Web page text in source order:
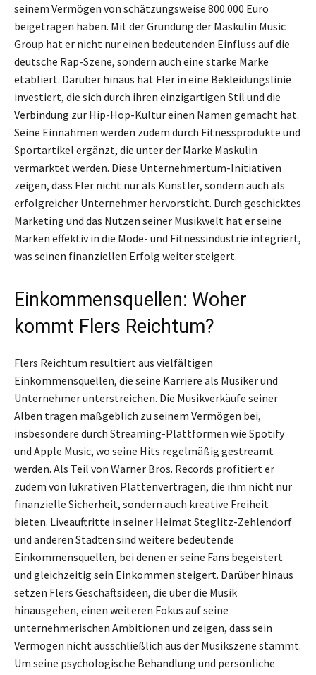
seinem Vermögen von schätzungsweise 800.000 Euro
beigetragen haben. Mit der Gründung der Maskulin Music
Group hat er nicht nur einen bedeutenden Einfluss auf die
deutsche Rap-Szene, sondern auch eine starke Marke
etabliert. Darüber hinaus hat Fler in eine Bekleidungslinie
investiert, die sich durch ihren einzigartigen Stil und die
Verbindung zur Hip-Hop-Kultur einen Namen gemacht hat.
Seine Einnahmen werden zudem durch Fitnessprodukte und
Sportartikel ergänzt, die unter der Marke Maskulin
vermarktet werden. Diese Unternehmertum-Initiativen
zeigen, dass Fler nicht nur als Künstler, sondern auch als
erfolgreicher Unternehmer hervorsticht. Durch geschicktes
Marketing und das Nutzen seiner Musikwelt hat er seine
Marken effektiv in die Mode- und Fitnessindustrie integriert,
was seinen finanziellen Erfolg weiter steigert.
Einkommensquellen: Woher
kommt Flers Reichtum?
Flers Reichtum resultiert aus vielfältigen
Einkommensquellen, die seine Karriere als Musiker und
Unternehmer unterstreichen. Die Musikverkäufe seiner
Alben tragen maßgeblich zu seinem Vermögen bei,
insbesondere durch Streaming-Plattformen wie Spotify
und Apple Music, wo seine Hits regelmäßig gestreamt
werden. Als Teil von Warner Bros. Records profitiert er
zudem von lukrativen Plattenverträgen, die ihm nicht nur
finanzielle Sicherheit, sondern auch kreative Freiheit
bieten. Liveauftritte in seiner Heimat Steglitz-Zehlendorf
und anderen Städten sind weitere bedeutende
Einkommensquellen, bei denen er seine Fans begeistert
und gleichzeitig sein Einkommen steigert. Darüber hinaus
setzen Flers Geschäftsideen, die über die Musik
hinausgehen, einen weiteren Fokus auf seine
unternehmerischen Ambitionen und zeigen, dass sein
Vermögen nicht ausschließlich aus der Musikszene stammt.
Um seine psychologische Behandlung und persönliche